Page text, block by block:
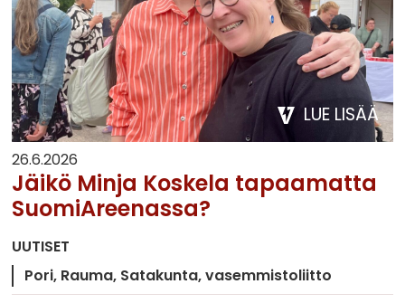
LUE LISÄÄ
26.6.2026
Jäikö Minja Koskela tapaamatta
SuomiAreenassa?
UUTISET
Pori Rauma Satakunta vasemmistoliitto